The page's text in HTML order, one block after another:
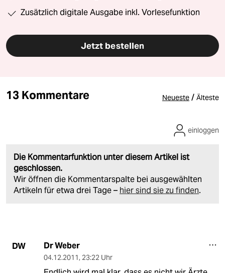
Zusätzlich digitale Ausgabe inkl. Vorlesefunktion
Jetzt bestellen
13 Kommentare Neueste / Älteste
Die Kommentarfunktion unter diesem Artikel ist
geschlossen.
Wir öffnen die Kommentarspalte bei ausgewählten
Artikeln für etwa drei Tage – hier sind sie zu finden.
einloggen
DW Dr Weber
04.12.2011, 23:22 Uhr